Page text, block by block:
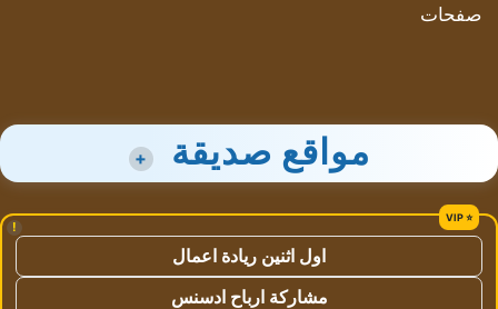
صفحات
مواقع صديقة +
!
اول اثنين ريادة اعمال
مشاركة ارباح ادسنس